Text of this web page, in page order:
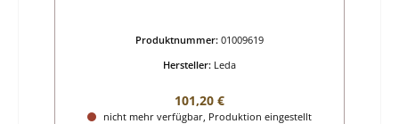
Produktnummer: 01009619
Hersteller: Leda
Regulärer Preis:
101,20 €
nicht mehr verfügbar, Produktion eingestellt